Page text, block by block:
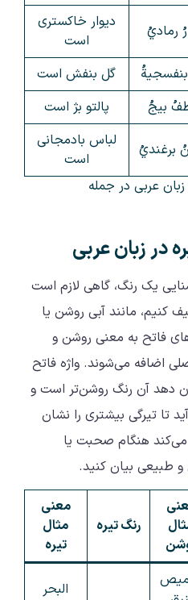
رماديُ
دیوار خاکستری
است
بنفسجيةُ
گل بنفش است
بيجُ
پالتو بژ است
برغنديُ
لباس بادمجانی
است
عربی در جمله
در زبان عربی
یک رنگ، گاهی لازم است
کنیم، مانند آبی روشن یا
فاتح به معنی روشن و
اضافه می‌شوند. واژه فاتح
دهد آن رنگ روشن‌تر است و
تا تیرگی بیشتری را نشان
هنگام صحبت یا
و طبیعی بیان کنید.
رنگ تیره
معنی
مثال
تیره
البحر